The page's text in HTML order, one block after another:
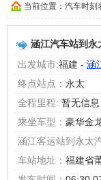
当前位置： 汽车时刻
涵江汽车站到永
出发城市:福建 - 涵
终点站点： 永太
全程里程: 暂无信息
乘坐车型： 豪华金
涵江客运站到永太
车站地址： 福建省